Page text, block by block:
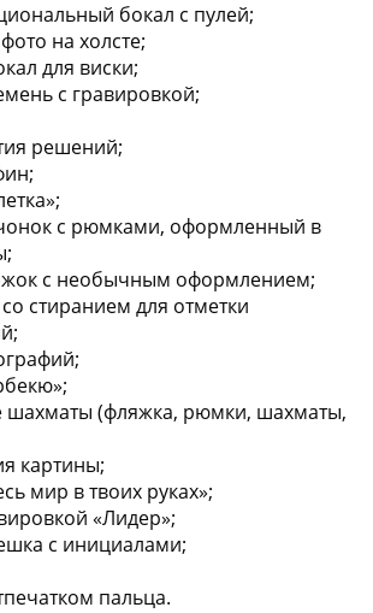
бокал с пулей;
на холсте;
для виски;
с гравировкой;
решений;
с рюмками, оформленный в
с необычным оформлением;
стиранием для отметки
(фляжка, рюмки, шахматы,
картины;
мир в твоих руках»;
«Лидер»;
с инициалами;
пальца.